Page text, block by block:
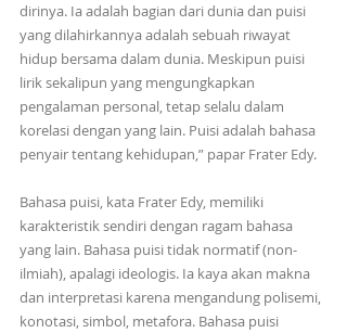
dirinya. Ia adalah bagian dari dunia dan puisi
yang dilahirkannya adalah sebuah riwayat
hidup bersama dalam dunia. Meskipun puisi
lirik sekalipun yang mengungkapkan
pengalaman personal, tetap selalu dalam
korelasi dengan yang lain. Puisi adalah bahasa
penyair tentang kehidupan,” papar Frater Edy.
Bahasa puisi, kata Frater Edy, memiliki
karakteristik sendiri dengan ragam bahasa
yang lain. Bahasa puisi tidak normatif (non-
ilmiah), apalagi ideologis. Ia kaya akan makna
dan interpretasi karena mengandung polisemi,
konotasi, simbol, metafora. Bahasa puisi